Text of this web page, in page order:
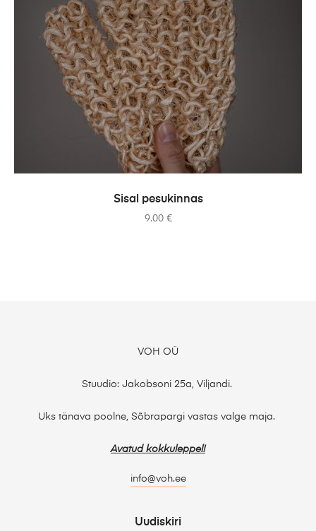
ADD TO CART
Sisal pesukinnas
9.00 €
VOH OÜ
Stuudio: Jakobsoni 25a, Viljandi.
Uks tänava poolne, Sõbrapargi vastas valge maja.
Avatud kokkuleppel!
info@voh.ee
Uudiskiri